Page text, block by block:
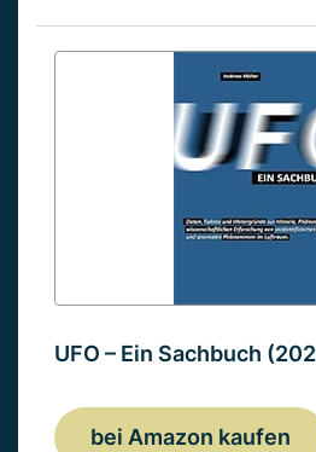
UFO – Ein Sachbuch
bei Amazon kaufen